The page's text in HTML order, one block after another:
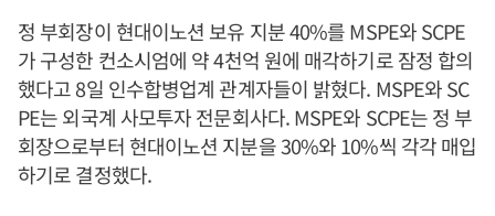
정 부회장이 현대이노션 보유 지분 40%를 MSPE와 SCPE
가 구성한 컨소시엄에 약 4천억 원에 매각하기로 잠정 합의
했다고 8일 인수합병업계 관계자들이 밝혔다. MSPE와 SC
PE는 외국계 사모투자 전문회사다. MSPE와 SCPE는 정 부
회장으로부터 현대이노션 지분을 30%와 10%씩 각각 매입
하기로 결정했다.